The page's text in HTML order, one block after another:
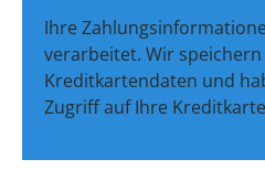
Ihre
verarbeitet. Wir speichern
Kreditkartendaten und
Zugriff auf Ihre